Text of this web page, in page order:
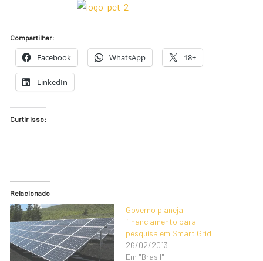
Compartilhar:
Facebook WhatsApp 18+
LinkedIn
Curtir isso:
Relacionado
Governo planeja
financiamento para
pesquisa em Smart Grid
26/02/2013
Em "Brasil"